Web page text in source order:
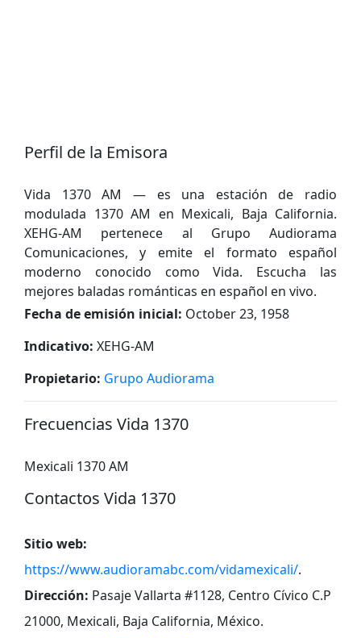
Perfil de la Emisora
Vida 1370 AM — es una estación de radio
modulada 1370 AM en Mexicali, Baja California.
XEHG-AM pertenece al Grupo Audiorama
Comunicaciones, y emite el formato español
moderno conocido como Vida. Escucha las
mejores baladas románticas en español en vivo.
Fecha de emisión inicial: October 23, 1958
Indicativo: XEHG-AM
Propietario: Grupo Audiorama
Frecuencias Vida 1370
Mexicali 1370 AM
Contactos Vida 1370
Sitio web:
https://www.audioramabc.com/vidamexicali/.
Dirección: Pasaje Vallarta #1128, Centro Cívico C.P
21000, Mexicali, Baja California, México.